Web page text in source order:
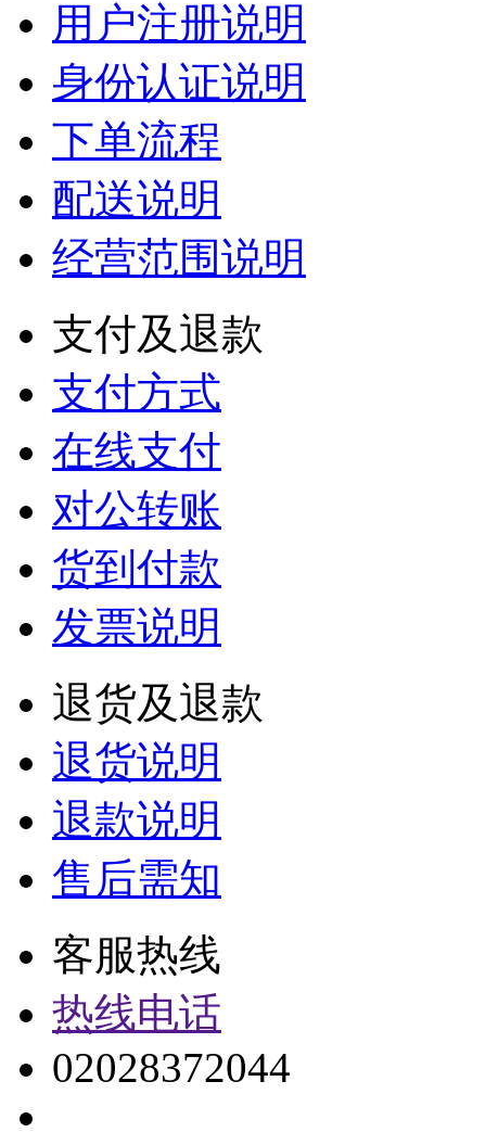
用户注册说明
身份认证说明
下单流程
配送说明
经营范围说明
支付及退款
支付方式
在线支付
对公转账
货到付款
发票说明
退货及退款
退货说明
退款说明
售后需知
客服热线
热线电话
02028372044